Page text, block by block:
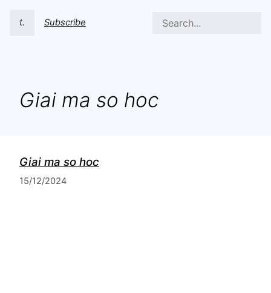
t. Subscribe
Giai ma so hoc
Giai ma so hoc
15/12/2024